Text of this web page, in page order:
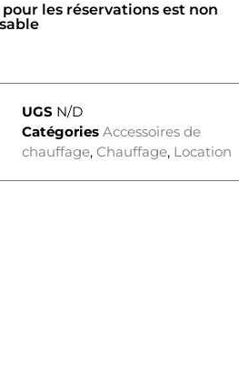
les réservations est non
UGS N/D
Catégories Accessoires de
chauffage, Chauffage, Location